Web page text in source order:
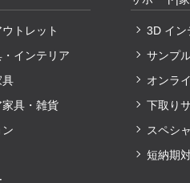
トレット
インテリア
具
具・雑貨
3D イン
サンプ
オンラ
下取り
スペシ
短納期